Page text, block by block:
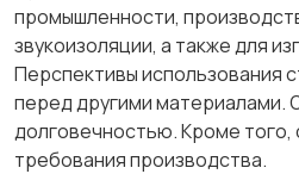
промышленности,
звукоизоляции, а также для
Перспективы использования
перед другими материалами.
долговечностью. Кроме того,
требования производства.